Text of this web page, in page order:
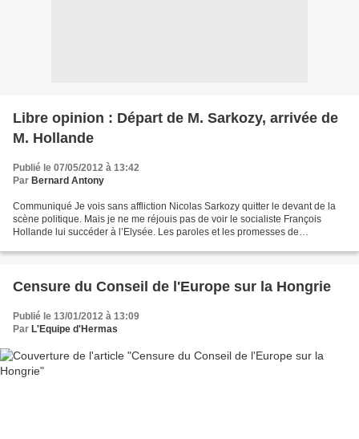
Libre opinion : Départ de M. Sarkozy, arrivée de
M. Hollande
Publié le 07/05/2012 à 13:42
Par Bernard Antony
Communiqué Je vois sans affliction Nicolas Sarkozy quitter le devant de la
scène politique. Mais je ne me réjouis pas de voir le socialiste François
Hollande lui succéder à l’Elysée. Les paroles et les promesses de
Censure du Conseil de l'Europe sur la Hongrie
Publié le 13/01/2012 à 13:09
Par L'Equipe d'Hermas